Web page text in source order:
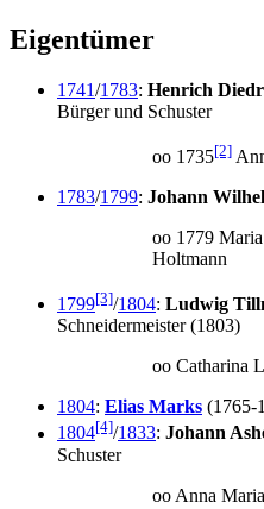
Eigentümer
1741/1783: Henrich
Bürger und Schuster
oo 1735[2]
1783/1799: Johann
oo 1779
Holtmann
1799[3]/1804: Ludwig
Schneidermeister (1803)
oo Catharina
1804: Elias Marks (1765-
1804[4]/1833: Johann
Schuster
oo Anna